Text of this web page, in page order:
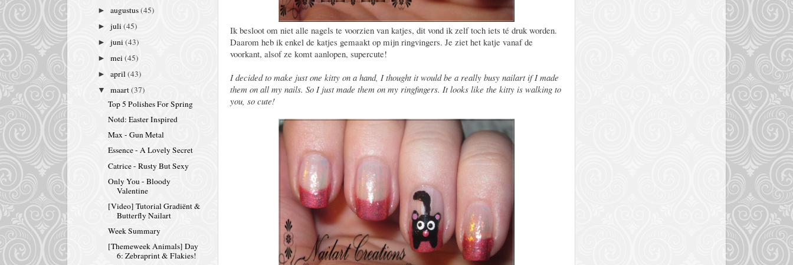
Ik besloot om niet alle nagels te voorzien van katjes, dit vond ik zelf toch iets té druk worden.
Daarom heb ik enkel de katjes gemaakt op mijn ringvingers. Je ziet het katje vanaf de
voorkant, alsof ze komt aanlopen, supercute!
I decided to make just one kitty on a hand, I thought it would be a really busy nailart if I made
them on all my nails. So I just made them on my ringfingers. It looks like the kitty is walking to
you, so cute!
►augustus(45)
►juli(45)
►juni(43)
►mei(45)
►april(43)
▼maart(37)
Top 5 Polishes For Spring
Notd: Easter Inspired
Max - Gun Metal
Essence - A Lovely Secret
Catrice - Rusty But Sexy
Only You - Bloody
Valentine
[Video] Tutorial Gradiënt &
Butterfly Nailart
Week Summary
[Themeweek Animals] Day
6: Zebraprint & Flakies!